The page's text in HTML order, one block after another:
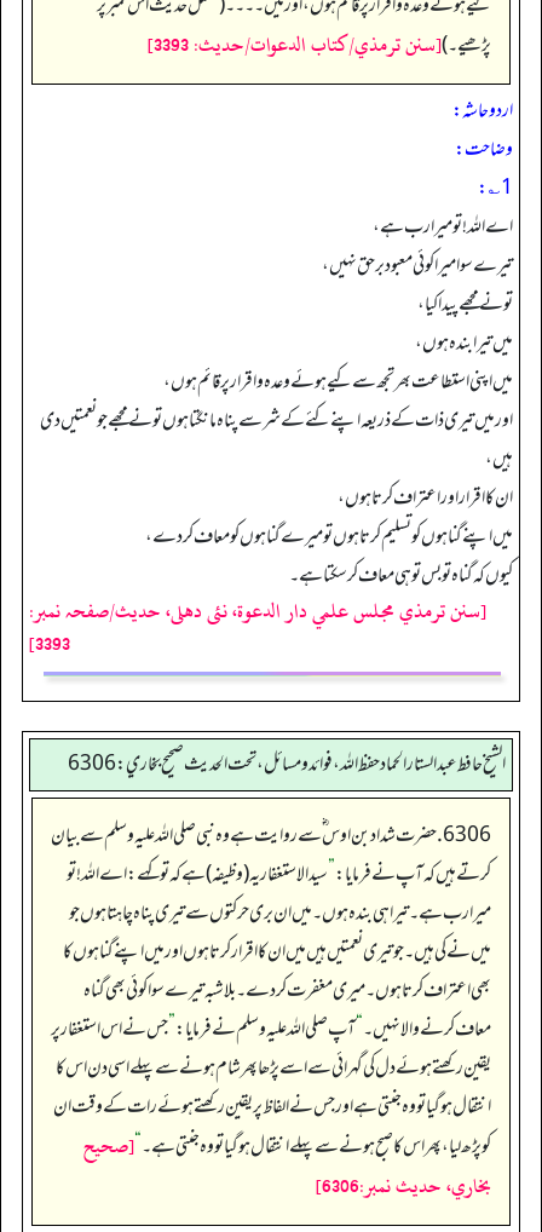
پڑھیے۔)[سنن ترمذي/كتاب الدعوات/حدیث: 3393]
اردو حاشہ:
وضاحت:
1؎:
اے اللہ! تو میرا رب ہے،
تیرے سوا میرا کوئی معبود برحق نہیں،
تو نے مجھے پیدا کیا،
میں تیرا بندہ ہوں،
میں اپنی استطاعت بھر تجھ سے کیے ہوئے وعدہ واقرار پر قائم ہوں،
اور میں تیری ذات کے ذریعہ اپنے کئے کے شر سے پناہ مانگتا ہوں تو نے مجھے جو نعمتیں دی
ہیں،
ان کا اقرار اور اعتراف کرتا ہوں،
میں اپنے گناہوں کو تسلیم کرتا ہوں تو میرے گناہوں کو معاف کر دے،
کیوں کہ گناہ تو بس تو ہی معاف کر سکتا ہے۔
[سنن ترمذي مجلس علمي دار الدعوة، نئى دهلى، حدیث/صفحہ نمبر:
3393]
الشيخ حافط عبدالستار الحماد حفظ الله، فوائد و مسائل، تحت الحديث صحيح بخاري:6306
6306. حضرت شداد بن اوس ؓ سے روایت ہے وہ نبی صلی اللہ علیہ وسلم سے بیان
کرتے ہیں کہ آپ نے فرمایا:”سید الاستغفار یہ (وظیفہ) ہے کہ تو کہے: اے اللہ! تو
میرا رب ہے۔ تیرا ہی بندہ ہوں۔ میں ان بری حرکتوں سے تیری پناہ چاہتا ہوں جو
میں نے کی ہیں۔ جو تیری نعمتیں ہیں میں ان کا اقرار کرتا ہوں اور میں اپنے گناہوں کا
بھی اعتراف کرتا ہوں۔ میری مغفرت کر دے۔ بلاشبہ تیرے سوا کوئی بھی گناہ
معاف کرنے والا نہیں۔“آپ صلی اللہ علیہ وسلم نے فرمایا:”جس نے اس استغفار پر
یقین رکھتے ہوئے دل کی گہرائی سے اسے پڑھا پھر شام ہونے سے پہلے اسی دن اس کا
انتقال ہو گیا تو وہ جنتی ہے اور جس نے الفاظ پر یقین رکھتے ہوئے رات کے وقت ان
کو پڑھ لیا، پھر اس کا صبح ہونے سے پہلے انتقال ہو گیا تو وہ جنتی ہے۔“[صحيح
بخاري، حديث نمبر:6306]